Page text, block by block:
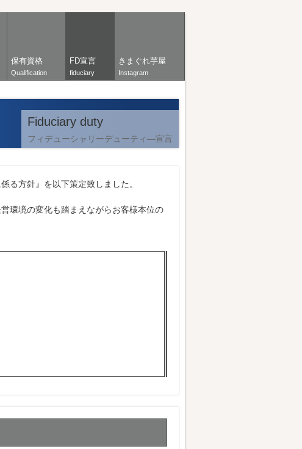
保有資格
Qualification
FD宣言
fiduciary
きまぐれ芋屋
Instagram
Fiduciary duty
フィデューシャリーデューティ―宣言
る方針』を以下策定致しました。
環境の変化も踏まえながらお客様本位の